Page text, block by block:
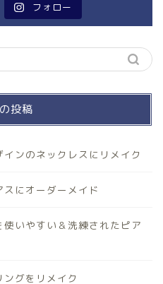
フォロー
投稿
ンのネックレスにリメイク
にオーダーメイド
いやすい＆洗練されたピア
グをリメイク